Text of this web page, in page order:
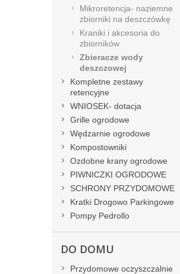
Mikroretencja- naziemne
zbiorniki na deszczówkę
Kraniki i akcesoria do
zbiorników
Zbieracze wody
deszczowej
Kompletne zestawy
retencyjne
WNIOSEK- dotacja
Grille ogrodowe
Wędzarnie ogrodowe
Kompostowniki
Ozdobne krany ogrodowe
PIWNICZKI OGRODOWE
SCHRONY PRZYDOMOWE
Kratki Drogowo Parkingowe
Pompy Pedrollo
DO DOMU
Przydomowe oczyszczalnie